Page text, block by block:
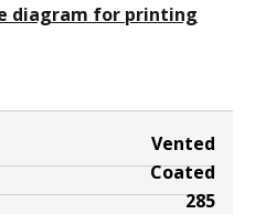
Vented
Coated
285
diagram for printing